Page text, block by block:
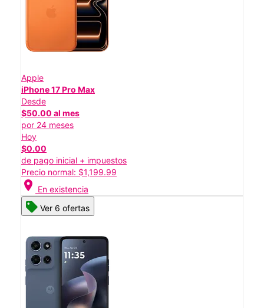
Apple
iPhone 17 Pro Max
Desde
$50.00 al mes
por 24 meses
Hoy
$0.00
de pago inicial + impuestos
Precio normal: $1,199.99
location_on En existencia
Ver 6 ofertas